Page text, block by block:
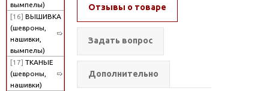
вымпелы)
[16] ВЫШИВКА
(шевроны,
нашивки,
вымпелы)
[17] ТКАНЫЕ
(шевроны,
нашивки)
Отзывы о товаре
Задать вопрос
Дополнительно